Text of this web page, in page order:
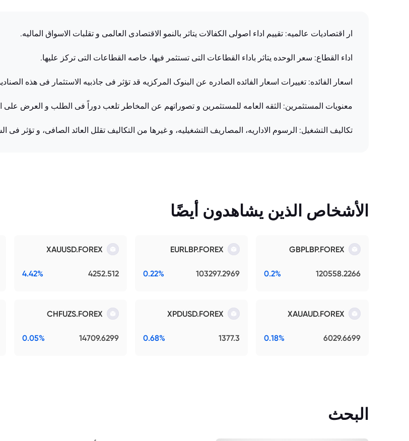
ار اقتصادیات عالمیه: تقییم اداء اصولی الکفالات یتاثر بالنمو الاقتصادی العالمی و تقلبات الاسواق المالیه.
اداء القطاع: سعر الوحده یتاثر باداء القطاعات التی تستثمر فیها، خاصه القطاعات التی ترکز علیها.
اسعار الفائده: تغییرات اسعار الفائده الصادره عن البنوک المرکزیه قد تؤثر فی جاذبیه الاستثمار فی هذه
معنویات المستثمرین: الثقه العامه للمستثمرین و تصوراتهم عن المخاطر تلعب دوراً فی الطلب و العرض علی
تکالیف التشغیل: الرسوم الاداریه، المصاریف التشغیلیه، و غیرها من التکالیف تقلل العائد الصافی، و تؤثر فی
الأشخاص الذين يشاهدون أيضًا
GBPLBP.FOREX
120558.2266
0.2%
EURLBP.FOREX
103297.2969
0.22%
XAUUSD.FOREX
4252.512
4.42%
XAUAUD.FOREX
6029.6699
0.18%
XPDUSD.FOREX
1377.3
0.68%
CHFUZS.FOREX
14709.6299
0.05%
البحث